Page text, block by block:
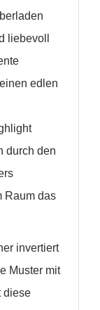
liebevoll
edlen
durch den
Raum das
invertiert
Muster mit
diese